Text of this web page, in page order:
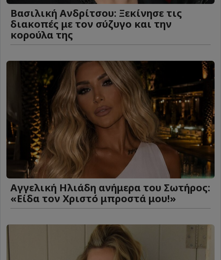
Βασιλική Ανδρίτσου: Ξεκίνησε τις
διακοπές με τον σύζυγο και την
κορούλα της
Αγγελική Ηλιάδη ανήμερα του Σωτήρος:
«Είδα τον Χριστό μπροστά μου!»